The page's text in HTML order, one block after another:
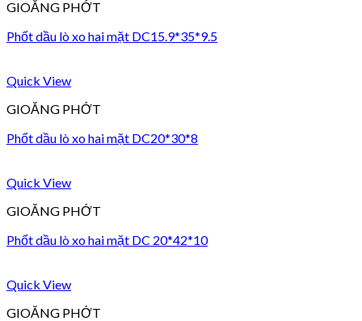
GIOĂNG PHỚT
Phốt dầu lò xo hai mặt DC15.9*35*9.5
Quick View
GIOĂNG PHỚT
Phốt dầu lò xo hai mặt DC20*30*8
Quick View
GIOĂNG PHỚT
Phốt dầu lò xo hai mặt DC 20*42*10
Quick View
GIOĂNG PHỚT